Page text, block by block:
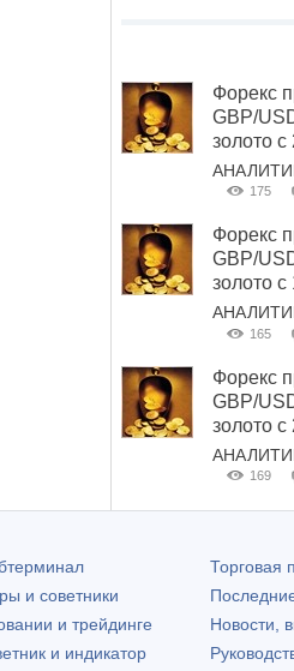
Форекс
GBP/
золото
175
Форекс
GBP/
золото
165
Форекс
GBP/
золото
169
и советники
и трейдинге
и индикатор
Торговая
Новости,